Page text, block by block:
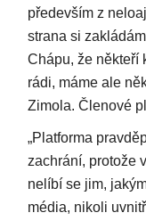
především z
strana si
Chápu, že někteří
rádi, máme ale
Zimola. Členové
„Platforma
zachrání, protože
nelíbí se jim,
média, nikoli